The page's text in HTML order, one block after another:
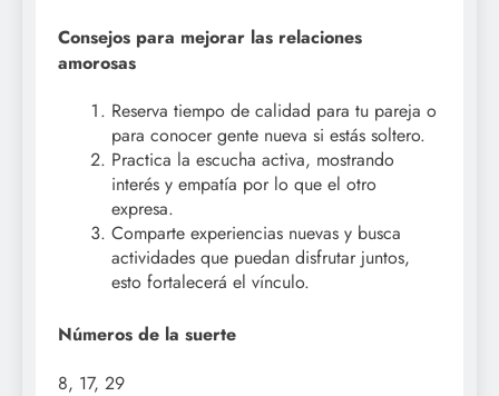
Consejos para mejorar las relaciones
amorosas
Reserva tiempo de calidad para tu pareja o
para conocer gente nueva si estás soltero.
Practica la escucha activa, mostrando
interés y empatía por lo que el otro
expresa.
Comparte experiencias nuevas y busca
actividades que puedan disfrutar juntos,
esto fortalecerá el vínculo.
Números de la suerte
8, 17, 29